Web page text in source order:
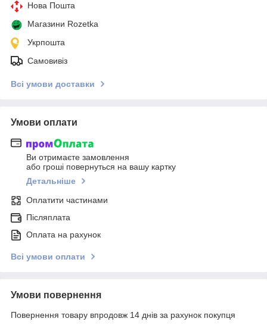
Нова Пошта
Магазини Rozetka
Укрпошта
Самовивіз
Всі умови доставки
Умови оплати
Ви отримаєте замовлення
або гроші повернуться на вашу картку
Детальніше
Оплатити частинами
Післяплата
Оплата на рахунок
Всі умови оплати
Умови повернення
Повернення товару впродовж 14 днів за рахунок покупця